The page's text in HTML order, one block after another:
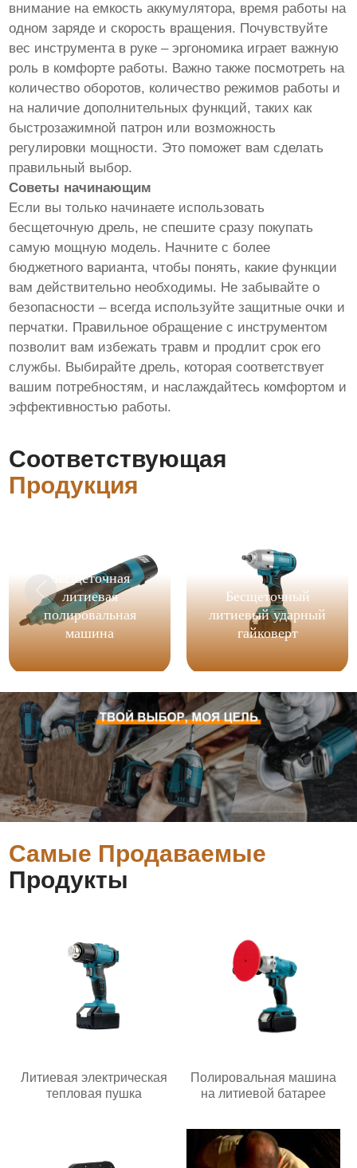
внимание на емкость аккумулятора, время работы на
одном заряде и скорость вращения. Почувствуйте
вес инструмента в руке – эргономика играет важную
роль в комфорте работы. Важно также посмотреть на
количество оборотов, количество режимов работы и
на наличие дополнительных функций, таких как
быстрозажимной патрон или возможность
регулировки мощности. Это поможет вам сделать
правильный выбор.
Советы начинающим
Если вы только начинаете использовать
бесщеточную дрель, не спешите сразу покупать
самую мощную модель. Начните с более
бюджетного варианта, чтобы понять, какие функции
вам действительно необходимы. Не забывайте о
безопасности – всегда используйте защитные очки и
перчатки. Правильное обращение с инструментом
позволит вам избежать травм и продлит срок его
службы. Выбирайте дрель, которая соответствует
вашим потребностям, и наслаждайтесь комфортом и
эффективностью работы.
Соответствующая
Продукция
Бесщеточная
литиевая
полировальная
машина
Бесщеточный
литиевый ударный
гайковерт
Самые Продаваемые
Продукты
Литиевая электрическая
тепловая пушка
Полировальная машина
на литиевой батарее